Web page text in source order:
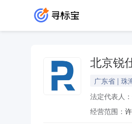
北京锐
广东省 | 珠
法定代表人：
经营范围：